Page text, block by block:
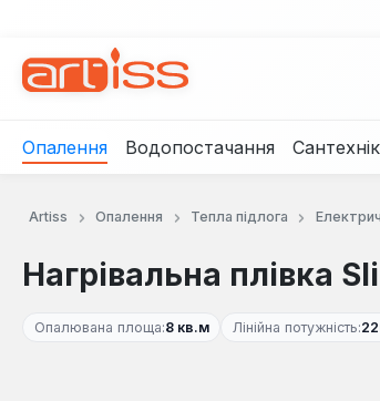
Опалення Водопостачання
Artiss Опалення Тепла підлога
Нагрівальна плівка
Опалювана площа:8 кв.м Лінійна потужність: